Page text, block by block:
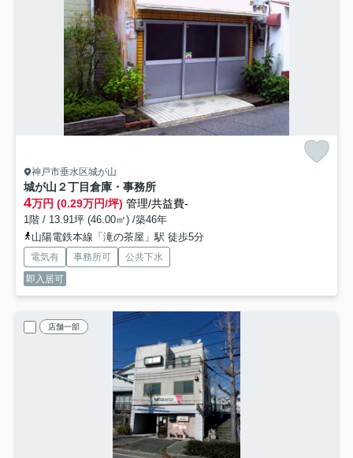
神戸市垂水区城が山
城が山２丁目倉庫・事務所
4万円 (0.29万円/坪) 管理/共益費-
1階 / 13.91坪 (46.00㎡) /築46年
山陽電鉄本線「滝の茶屋」駅 徒歩5分
電気有 事務所可
公共下水
即入居可
店舗一部